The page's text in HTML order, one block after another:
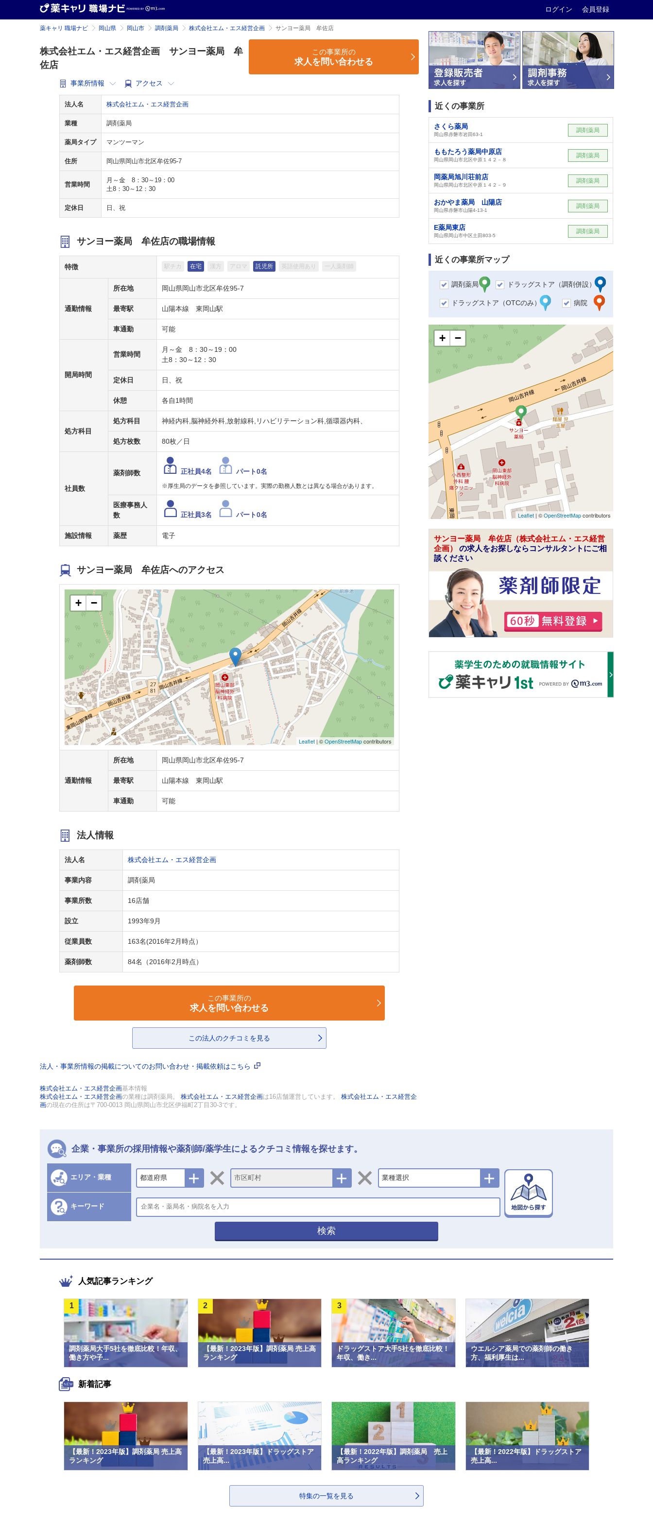
ログイン 会員登録
薬キャリ 職場ナビ 岡山県 岡山市 調剤薬局 株式会社エム・エス経営企画 サンヨー薬局 牟佐店
株式会社エム・エス経営企画 サンヨー薬局 牟
佐店
事業所情報 アクセス
この事業所の
求人を問い合わせる
法人名 株式会社エム・エス経営企画
業種 調剤薬局
薬局タイプ マンツーマン
住所 岡山県岡山市北区牟佐95-7
営業時間
月～金 8：30～19：00
土8：30～12：30
定休日 日、祝
サンヨー薬局 牟佐店の職場情報
特徴 駅チカ 在宅 漢方 アロマ 託児所 英語使用あり 一人薬剤師
通勤情報
所在地 岡山県岡山市北区牟佐95-7
最寄駅 山陽本線 東岡山駅
車通勤 可能
開局時間
営業時間
月～金 8：30～19：00
土8：30～12：30
定休日 日、祝
休憩 各自1時間
処方科目
処方科目 神経内科,脳神経外科,放射線科,リハビリテーション科,循環器内科、
処方枚数 80枚／日
社員数
薬剤師数 正社員4名 パート0名
※厚生局のデータを参照しています。実際の勤務人数とは異なる場合があります。
医療事務人
数
正社員3名 パート0名
施設情報 薬歴 電子
サンヨー薬局 牟佐店へのアクセス
+ −
Leaflet | ©OpenStreetMapcontributors
通勤情報
所在地 岡山県岡山市北区牟佐95-7
最寄駅 山陽本線 東岡山駅
車通勤 可能
法人情報
法人名 株式会社エム・エス経営企画
事業内容 調剤薬局
事業所数 16店舗
設立 1993年9月
従業員数 163名(2016年2月時点）
薬剤師数 84名（2016年2月時点）
この事業所の
求人を問い合わせる
この法人のクチコミを見る
法人・事業所情報の掲載についてのお問い合わせ・掲載依頼はこちら
株式会社エム・エス経営企画基本情報
株式会社エム・エス経営企画の業種は調剤薬局。 株式会社エム・エス経営企画は16店舗運営しています。 株式会社エム・エス経営企
画の現在の住所は〒700-0013 岡山県岡山市北区伊福町2丁目30-3です。
近くの事業所
さくら薬局
岡山県赤磐市岩田63-1
調剤薬局
ももたろう薬局中原店
岡山県岡山市北区中原１４２－８
調剤薬局
岡薬局旭川荘前店
岡山県岡山市北区中原１４２－９
調剤薬局
おかやま薬局 山陽店
岡山県赤磐市山陽4-13-1
調剤薬局
E薬局東店
岡山県岡山市中区土田803-5
調剤薬局
近くの事業所マップ
調剤薬局 ドラッグストア（調剤併設）
ドラッグストア（OTCのみ） 病院
+ −
Leaflet | ©OpenStreetMapcontributors
サンヨー薬局 牟佐店（株式会社エム・エス経営
企画） の求人をお探しならコンサルタントにご相
談ください
企業・事業所の採用情報や薬剤師/薬学生によるクチコミ情報を探せます。
エリア・業種 都道府県 市区町村 業種選択
キーワード
検索
人気記事ランキング
調剤薬局大手5社を徹底比較！年収、
働き方や子...
1
【最新！2023年版】調剤薬局 売上高
ランキング
2
ドラッグストア大手5社を徹底比較！
年収、働き...
3
ウエルシア薬局での薬剤師の働き
方、福利厚生は...
新着記事
【最新！2023年版】調剤薬局 売上高
ランキング
【最新！2023年版】ドラッグストア
売上高...
【最新！2022年版】調剤薬局 売上
高ランキング
【最新！2022年版】ドラッグストア
売上高...
特集の一覧を見る